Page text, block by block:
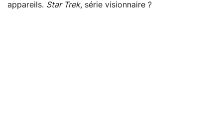
appareils. Star Trek, série visionnaire ?